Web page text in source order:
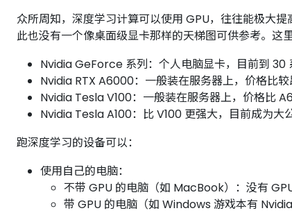
众所周知，深度学习计算可以使用 GPU，往往能极大
此也没有一个像桌面级显卡那样的天梯图可供参考。这
Nvidia GeForce 系列：个人电脑显卡，目前到 30
Nvidia RTX A6000：一般装在服务器上，价格比较
Nvidia Tesla V100：一般装在服务器上，价格比
Nvidia Tesla A100：比 V100 更强大，目前成为大
跑深度学习的设备可以：
使用自己的电脑：
不带 GPU 的电脑（如 MacBook）：没有
带 GPU 的电脑（如 Windows 游戏本有